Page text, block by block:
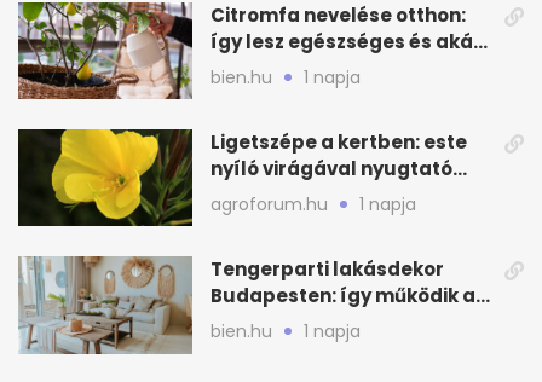
Citromfa nevelése otthon:
így lesz egészséges és akár
termő is
bien.hu 1 napja
Ligetszépe a kertben: este
nyíló virágával nyugtató
látvány
agroforum.hu 1 napja
Tengerparti lakásdekor
Budapesten: így működik a
kagylós, homokszínű trend
bien.hu 1 napja